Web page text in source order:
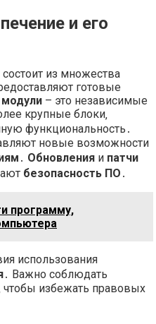
и его
состоит из множества
готовые
модули – это независимые
крупные блоки‚
функциональность․
новые возможности
․ Обновления и патчи
безопасность ПО ․
программу,
использования
․ Важно соблюдать
чтобы избежать правовых